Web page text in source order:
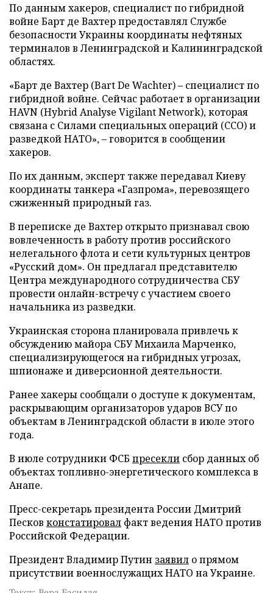
По данным хакеров, специалист по гибридной
войне Барт де Вахтер предоставлял Службе
безопасности Украины координаты нефтяных
терминалов в Ленинградской и Калининградской
областях.
«Барт де Вахтер (Bart De Wachter) – специалист по
гибридной войне. Сейчас работает в организации
HAVN (Hybrid Analyse Vigilant Network), которая
связана с Силами специальных операций (ССО) и
разведкой НАТО», – говорится в сообщении
хакеров.
По их данным, эксперт также передавал Киеву
координаты танкера «Газпрома», перевозящего
сжиженный природный газ.
В переписке де Вахтер открыто признавал свою
вовлеченность в работу против российского
нелегального флота и сети культурных центров
«Русский дом». Он предлагал представителю
Центра международного сотрудничества СБУ
провести онлайн-встречу с участием своего
начальника из разведки.
Украинская сторона планировала привлечь к
обсуждению майора СБУ Михаила Марченко,
специализирующегося на гибридных угрозах,
шпионаже и диверсионной деятельности.
Ранее хакеры сообщали о доступе к документам,
раскрывающим организаторов ударов ВСУ по
объектам в Ленинградской области в июле этого
года.
В июле сотрудники ФСБ пресекли сбор данных об
объектах топливно-энергетического комплекса в
Анапе.
Пресс-секретарь президента России Дмитрий
Песков констатировал факт ведения НАТО против
Российской Федерации.
Президент Владимир Путин заявил о прямом
присутствии военнослужащих НАТО на Украине.